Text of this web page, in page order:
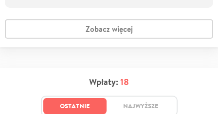
Zobacz więcej
Wpłaty: 18
OSTATNIE NAJWYŻSZE